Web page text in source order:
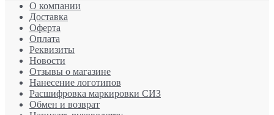
О компании
Доставка
Оферта
Оплата
Реквизиты
Новости
Отзывы о магазине
Нанесение логотипов
Расшифровка маркировки СИЗ
Обмен и возврат